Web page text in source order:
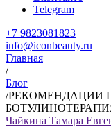
Telegram
+7 9823081823
info@iconbeauty.ru
Главная
/
Блог
/РЕКОМЕНДАЦИИ
Чайкина Тамара